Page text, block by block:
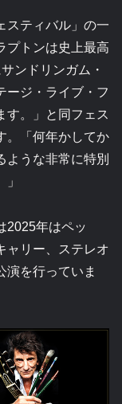
スティバル」の一
プトンは史上最高
ンドリンガム・
ージ・ライブ・フ
す。」と同フェス
。「何年かしてか
ような非常に特別
2025年はペッ
ャリー、ステレオ
演を行っていま